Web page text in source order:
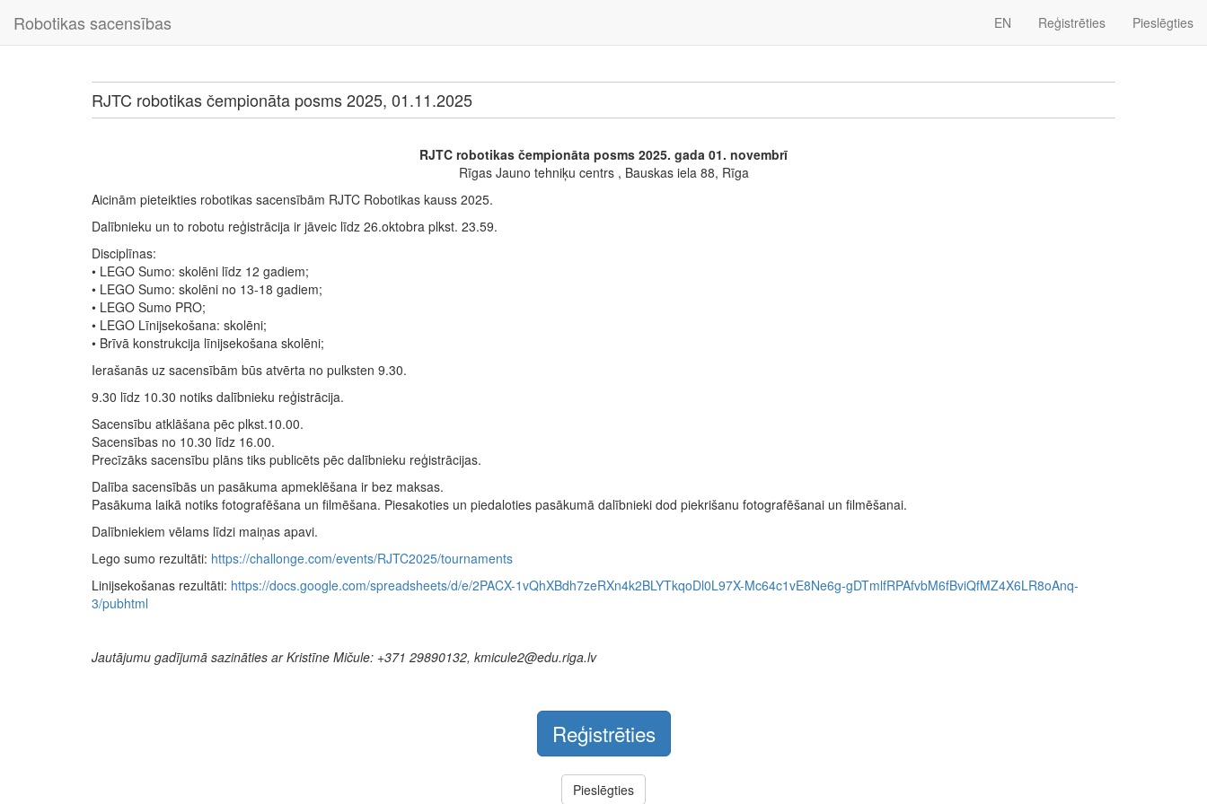
Robotikas sacensības EN Reģistrēties Pieslēgties
RJTC robotikas čempionāta posms 2025, 01.11.2025
RJTC robotikas čempionāta posms 2025. gada 01. novembrī
Rīgas Jauno tehniķu centrs , Bauskas iela 88, Rīga
Aicinām pieteikties robotikas sacensībām RJTC Robotikas kauss 2025.
Dalībnieku un to robotu reģistrācija ir jāveic līdz 26.oktobra plkst. 23.59.
Disciplīnas:
• LEGO Sumo: skolēni līdz 12 gadiem;
• LEGO Sumo: skolēni no 13-18 gadiem;
• LEGO Sumo PRO;
• LEGO Līnijsekošana: skolēni;
• Brīvā konstrukcija līnijsekošana skolēni;
Ierašanās uz sacensībām būs atvērta no pulksten 9.30.
9.30 līdz 10.30 notiks dalībnieku reģistrācija.
Sacensību atklāšana pēc plkst.10.00.
Sacensības no 10.30 līdz 16.00.
Precīzāks sacensību plāns tiks publicēts pēc dalībnieku reģistrācijas.
Dalība sacensībās un pasākuma apmeklēšana ir bez maksas.
Pasākuma laikā notiks fotografēšana un filmēšana. Piesakoties un piedaloties pasākumā dalībnieki dod piekrišanu fotografēšanai un filmēšanai.
Dalībniekiem vēlams līdzi maiņas apavi.
Lego sumo rezultāti: https://challonge.com/events/RJTC2025/tournaments
Linijsekošanas rezultāti: https://docs.google.com/spreadsheets/d/e/2PACX-1vQhXBdh7zeRXn4k2BLYTkqoDl0L97X-Mc64c1vE8Ne6g-gDTmlfRPAfvbM6fBviQfMZ4X6LR8oAnq-
3/pubhtml
Jautājumu gadījumā sazināties ar Kristīne Mičule: +371 29890132, kmicule2@edu.riga.lv
Reģistrēties
Pieslēgties